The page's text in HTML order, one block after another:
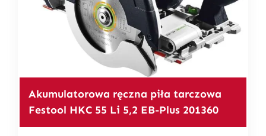
Akumulatorowa ręczna piła tarczowa
Festool HKC 55 Li 5,2 EB-Plus 201360